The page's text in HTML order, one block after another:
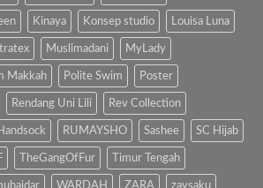
Kinaya Konsep studio Louisa Luna
Muslimadani MyLady
Makkah Polite Swim Poster
Rendang Uni Lili Rev Collection
RUMAYSHO Sashee SC Hijab
TheGangOfFur Timur Tengah
WARDAH ZARA zaysaku